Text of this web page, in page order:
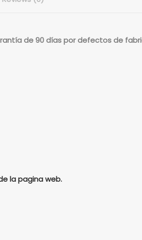
de 90 días por defectos de
la pagina web.